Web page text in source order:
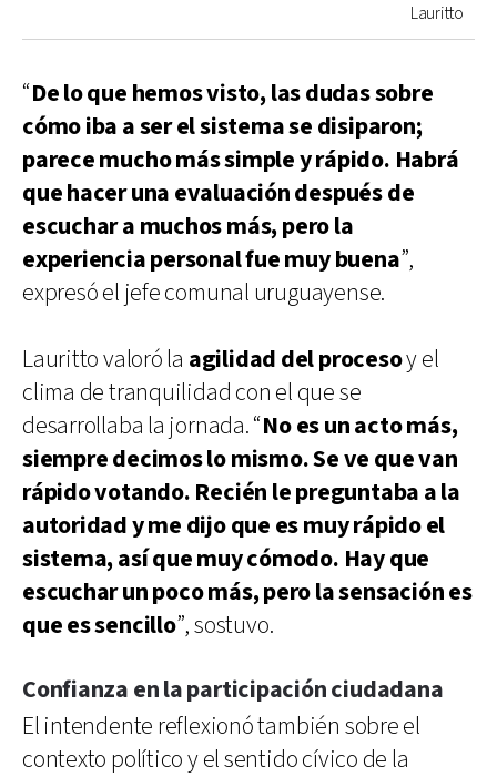
Lauritto
“De lo que hemos visto, las dudas sobre
cómo iba a ser el sistema se disiparon;
parece mucho más simple y rápido. Habrá
que hacer una evaluación después de
escuchar a muchos más, pero la
experiencia personal fue muy buena”,
expresó el jefe comunal uruguayense.
Lauritto valoró la agilidad del procesoy el
clima de tranquilidad con el que se
desarrollaba la jornada. “No es un acto más,
siempre decimos lo mismo. Se ve que van
rápido votando. Recién le preguntaba a la
autoridad y me dijo que es muy rápido el
sistema, así que muy cómodo. Hay que
escuchar un poco más, pero la sensación es
que es sencillo”, sostuvo.
Confianza en la participación ciudadana
El intendente reflexionó también sobre el
contexto político y el sentido cívico de la